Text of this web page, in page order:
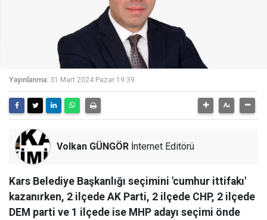
Yayınlanma: 31 Mart 2024 Pazar 19:39
Volkan GÜNGÖR İnternet Editörü
Kars Belediye Başkanlığı seçimini 'cumhur ittifakı'
kazanırken, 2 ilçede AK Parti, 2 ilçede CHP, 2 ilçede
DEM parti ve 1 ilçede ise MHP adayı seçimi önde